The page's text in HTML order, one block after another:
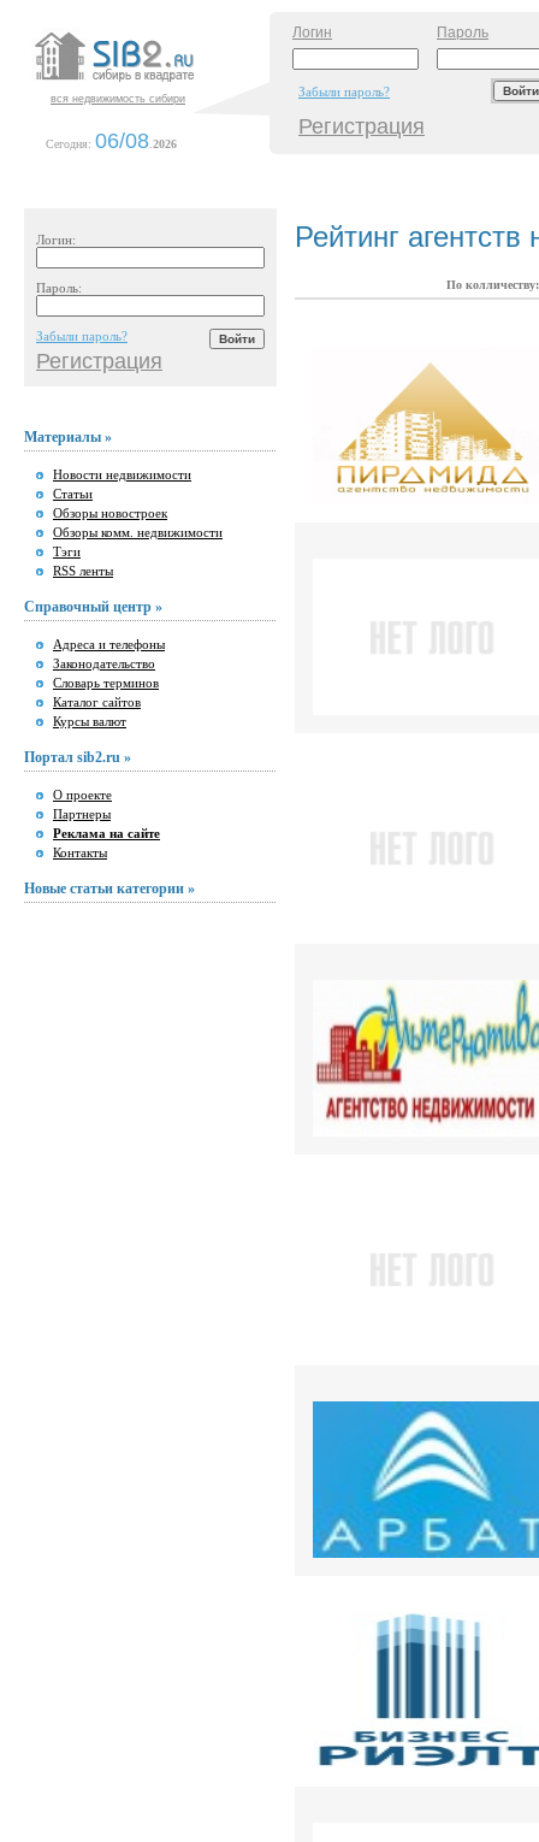
вся недвижимость сибири
Сегодня: 06/08 2026
Логин Пароль
Забыли пароль?
Регистрация
Логин:
Пароль:
Забыли пароль?
Регистрация
Материалы »
Новости недвижимости
Статьи
Обзоры новостроек
Обзоры комм. недвижимости
Тэги
RSS ленты
Справочный центр »
Адреса и телефоны
Законодательство
Словарь терминов
Каталог сайтов
Курсы валют
Портал sib2.ru »
О проекте
Партнеры
Реклама на сайте
Контакты
Новые статьи категории »
Рейтинг
По колличеству: